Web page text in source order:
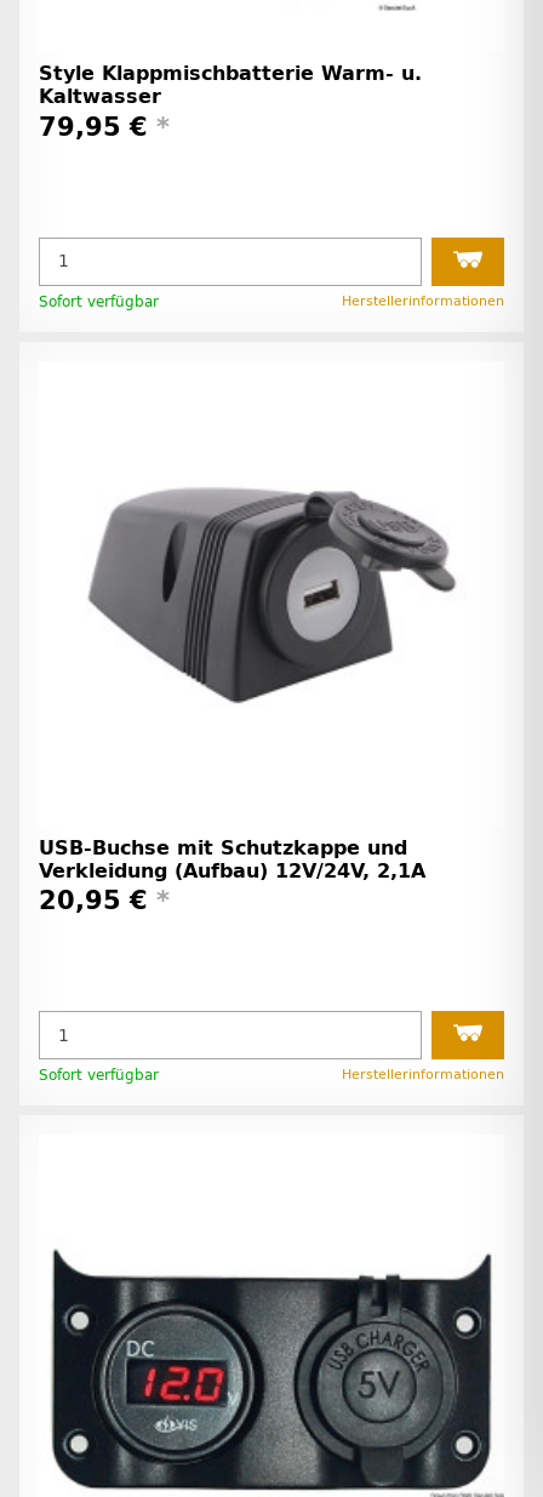
Style Klappmischbatterie Warm- u.
Kaltwasser
79,95 € *
Sofort verfügbar Herstellerinformationen
USB-Buchse mit Schutzkappe und
Verkleidung (Aufbau) 12V/24V, 2,1A
20,95 € *
Sofort verfügbar Herstellerinformationen